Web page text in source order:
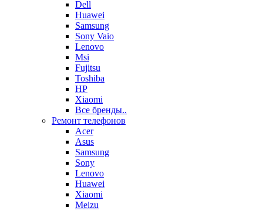
Dell
Huawei
Samsung
Sony Vaio
Lenovo
Msi
Fujitsu
Toshiba
HP
Xiaomi
Все бренды..
Ремонт телефонов
Acer
Asus
Samsung
Sony
Lenovo
Huawei
Xiaomi
Meizu